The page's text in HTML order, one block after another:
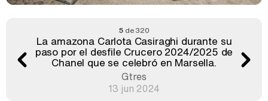
5de 320
La amazona Carlota Casiraghi durante su
paso por el desfile Crucero 2024/2025 de
Chanel que se celebró en Marsella.
Gtres
13 jun 2024